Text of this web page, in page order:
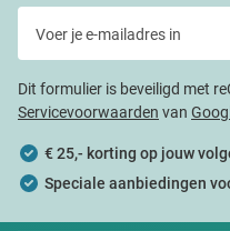
Dit formulier is beveiligd met
Servicevoorwaarden van
€ 25,- korting op jouw
Speciale aanbiedingen